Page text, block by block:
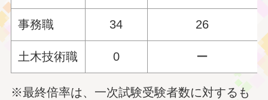
事務職 34 26
土木技術職 0 ー
※最終倍率は、一次試験受験者数に対するも